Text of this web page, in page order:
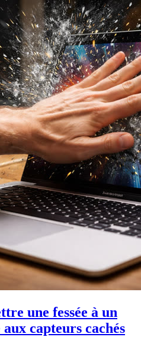
une fessée à un
capteurs cachés